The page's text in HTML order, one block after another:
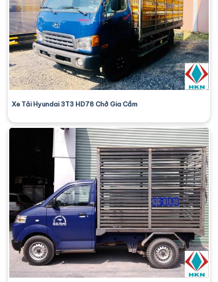
Xe Tải Hyundai 3T3 HD78 Chở Gia Cầm